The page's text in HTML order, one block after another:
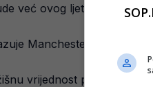
već ovog ljeta kako ne bi
Manchester United,
vrijednost procjenjuje